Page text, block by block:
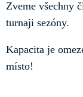
Zveme všechny
turnaji sezóny.
Kapacita je
místo!